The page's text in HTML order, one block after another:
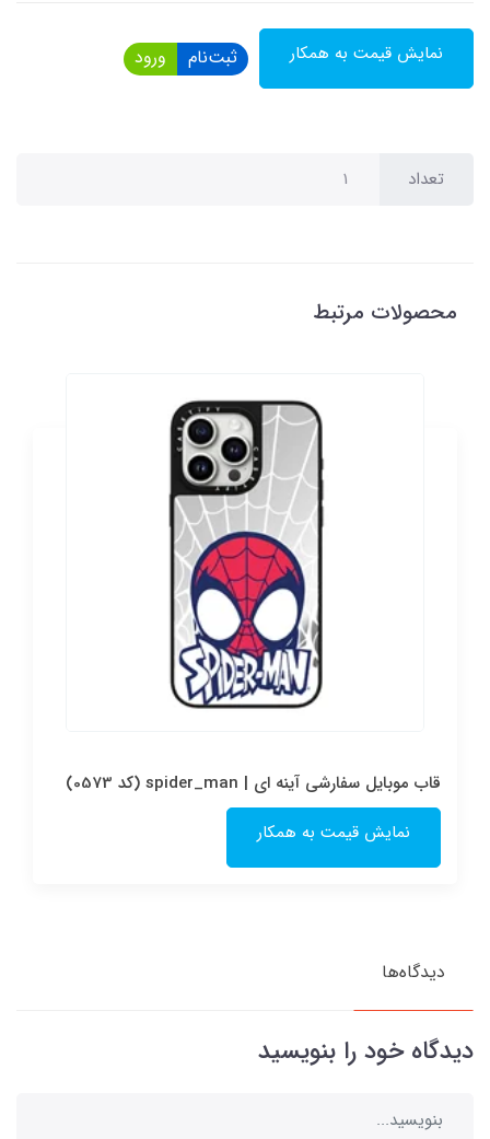
نمایش قیمت به همکار ثبت‌نام ورود
تعداد
محصولات مرتبط
قاب موبایل سفارشی آینه ای | spider_man (کد 0573)
نمایش قیمت به همکار
دیدگاه‌ها
دیدگاه خود را بنویسید